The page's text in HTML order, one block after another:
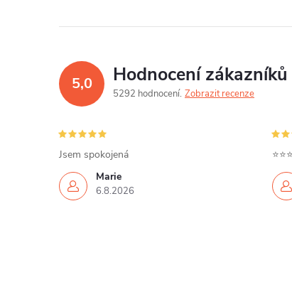
t
ů
d
a
c
í
p
5,0 Hodnocení zákazníků
5292 hodnocení Zobrazit recenze
Marie
6.8.2026
Jsem spokojená